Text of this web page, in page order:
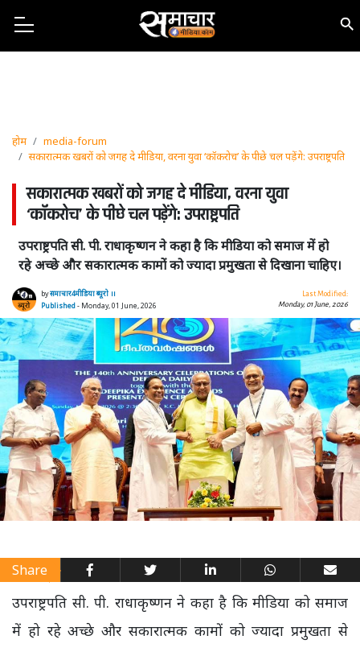
होम
media-forum
सकारात्मक खबरों को जगह दे मीडिया, वरना युवा ‘कॉकरोच’ के पीछे चल पड़ेंगे: उपराष्ट्रपति
सकारात्मक खबरों को जगह दे मीडिया, वरना युवा
‘कॉकरोच’ के पीछे चल पड़ेंगे: उपराष्ट्रपति
उपराष्ट्रपति सी. पी. राधाकृष्णन ने कहा है कि मीडिया को समाज में हो
रहे अच्छे और सकारात्मक कामों को ज्यादा प्रमुखता से दिखाना चाहिए।
byसमाचार4मीडिया ब्यूरो ।।
Published- Monday, 01 June, 2026
Last Modified:
Monday, 01 June, 2026
Share
उपराष्ट्रपति सी. पी. राधाकृष्णन ने कहा है कि मीडिया को समाज
में हो रहे अच्छे और सकारात्मक कामों को ज्यादा प्रमुखता से